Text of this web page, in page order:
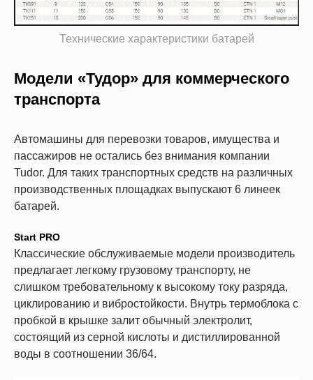
Технические характеристики батарей
Модели «Тудор» для коммерческого
транспорта
Автомашины для перевозки товаров, имущества и
пассажиров не остались без внимания компании
Tudor. Для таких транспортных средств на различных
производственных площадках выпускают 6 линеек
батарей.
Start PRO
Классические обслуживаемые модели производитель
предлагает легкому грузовому транспорту, не
слишком требовательному к высокому току разряда,
циклированию и вибростойкости. Внутрь термоблока с
пробкой в крышке залит обычный электролит,
состоящий из серной кислоты и дистиллированной
воды в соотношении 36/64.